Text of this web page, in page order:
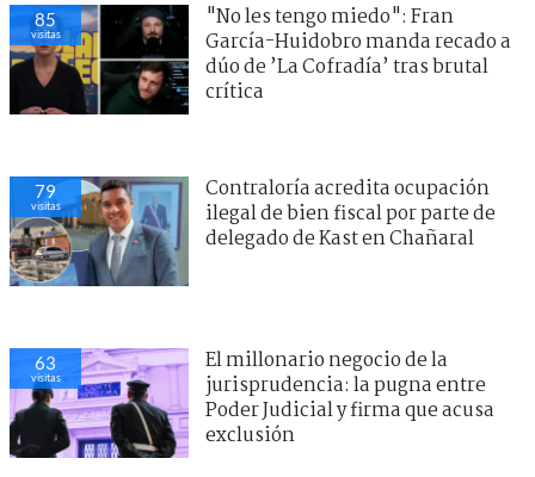
85
visitas
"No les tengo miedo": Fran
García-Huidobro manda recado a
dúo de ’La Cofradía’ tras brutal
crítica
79
visitas
Contraloría acredita ocupación
ilegal de bien fiscal por parte de
delegado de Kast en Chañaral
63
visitas
El millonario negocio de la
jurisprudencia: la pugna entre
Poder Judicial y firma que acusa
exclusión